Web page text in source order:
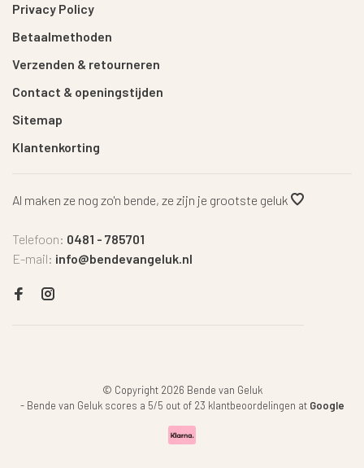
Privacy Policy
Betaalmethoden
Verzenden & retourneren
Contact & openingstijden
Sitemap
Klantenkorting
Al maken ze nog zo'n bende, ze zijn je grootste geluk
Telefoon: 0481 - 785701
E-mail: info@bendevangeluk.nl
© Copyright 2026 Bende van Geluk
- Bende van Geluk scores a 5/5 out of 23 klantbeoordelingen at Google